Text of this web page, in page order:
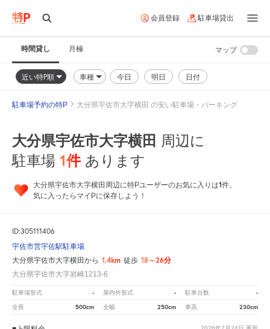
会員登録 駐車場貸出
時間貸し 月極
近い特P順 車種 今日 明日 日付
マップ
駐車場予約の特P 大分県宇佐市大字横田 の安い駐車場・パーキング
大分県宇佐市大字横田 周辺に
駐車場 1件 あります
大分県宇佐市大字横田周辺に特Pユーザーのお気に入りは1件。
気に入ったらマイPに保存しよう！
ID:305111406
宇佐市営宇佐駅駐車場
大分県宇佐市大字横田から 1.4km 徒歩 18～26分
大分県宇佐市大字岩崎1213-6
駐車場形式 - 屋内外形式 - 駐車台数 -
全長 500cm 全幅 250cm 車高 230cm